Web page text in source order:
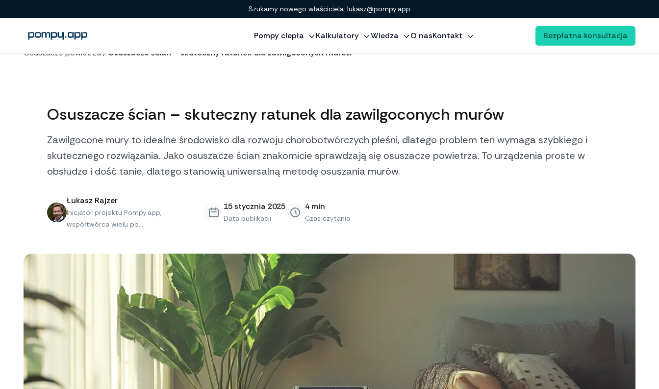
Szukamy nowego właściciela: lukasz@pompy.app
Pompy ciepła Kalkulatory Wiedza O nasKontakt
Bezpłatna konsultacja
Osuszacze powietrza/Osuszacze ścian – skuteczny ratunek dla zawilgoconych murów
Osuszacze ścian – skuteczny ratunek dla zawilgoconych murów
Zawilgocone mury to idealne środowisko dla rozwoju chorobotwórczych pleśni, dlatego problem ten wymaga szybkiego i
skutecznego rozwiązania. Jako osuszacze ścian znakomicie sprawdzają się osuszacze powietrza. To urządzenia proste w
obsłudze i dość tanie, dlatego stanowią uniwersalną metodę osuszania murów.
Łukasz Rajzer
Inicjator projektu Pompy.app,
współtwórca wielu po...
15 stycznia 2025
Data publikacji
4 min
Czas czytania